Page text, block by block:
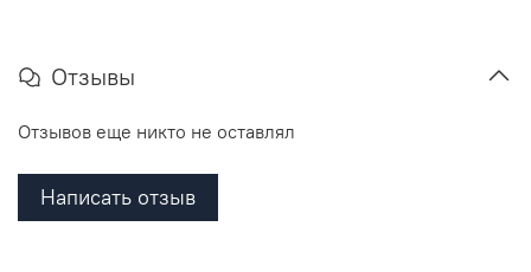
Отзывы
Отзывов еще никто не оставлял
Написать отзыв